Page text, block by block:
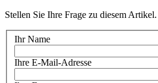
Stellen Sie Ihre Frage zu diesem Artikel.
Ihr Name
Ihre E-Mail-Adresse